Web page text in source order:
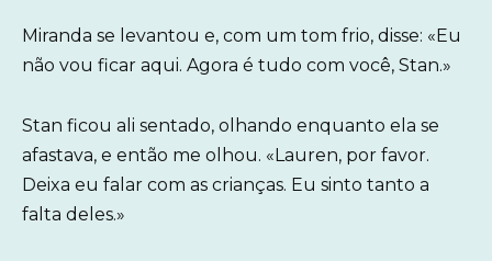
Miranda se levantou e, com um tom frio, disse: «Eu
não vou ficar aqui. Agora é tudo com você, Stan.»
Stan ficou ali sentado, olhando enquanto ela se
afastava, e então me olhou. «Lauren, por favor.
Deixa eu falar com as crianças. Eu sinto tanto a
falta deles.»